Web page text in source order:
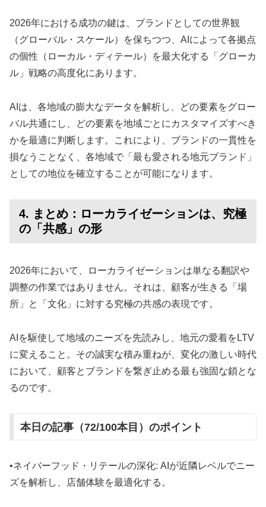
2026年における成功の鍵は、ブランドとしての世界観
（グローバル・スケール）を保ちつつ、AIによって各拠点
の個性（ローカル・ディテール）を最大化する「グローカ
ル」戦略の高度化にあります。
AIは、各地域の膨大なデータを解析し、どの要素をグロー
バル共通にし、どの要素を地域ごとにカスタマイズすべき
かを最適に判断します。これにより、ブランドの一貫性を
損なうことなく、各地域で「最も愛される地元ブランド」
としての地位を確立することが可能になります。
4. まとめ：ローカライゼーションは、究極
の「共感」の形
2026年において、ローカライゼーションは単なる翻訳や
調整の作業ではありません。それは、顧客が生きる「場
所」と「文化」に対する究極の共感の表現です。
AIを駆使して地域のニーズを先読みし、地元の愛着をLTV
に変えること。その誠実な積み重ねが、変化の激しい時代
において、顧客とブランドを繋ぎ止める最も強固な鎖とな
るのです。
本日の記事（72/100本目）のポイント
•ネイバーフッド・リテールの深化: AIが近隣レベルでニー
ズを解析し、店舗体験を最適化する。